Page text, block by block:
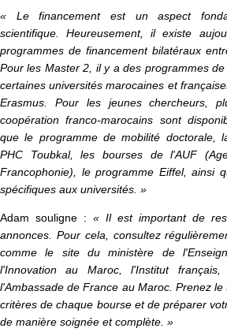
« Le financement est un aspect
scientifique. Heureusement, il existe
programmes de financement bilatéraux
Pour les Master 2, il y a des programmes
certaines universités marocaines et
Erasmus. Pour les jeunes chercheurs,
coopération franco-marocains sont
que le programme de mobilité doctorale,
PHC Toubkal, les bourses de l'AUF
Francophonie), le programme Eiffel, ainsi
spécifiques aux universités. »
Adam souligne : « Il est important de
annonces. Pour cela, consultez
comme le site du ministère de
l'Innovation au Maroc, l'Institut
l'Ambassade de France au Maroc. Prenez
critères de chaque bourse et de préparer
de manière soignée et complète. »